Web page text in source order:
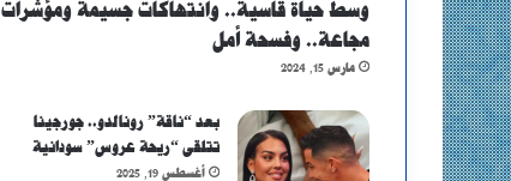
وسط حياة قاسية.. وانتهاكات جسيمة ومؤشرات
مجاعة.. وفسحة أمل
مارس 15, 2024
بعد “ناقة” رونالدو.. جورجينا
تتلقى “ريحة عروس” سودانية
أغسطس 19, 2025